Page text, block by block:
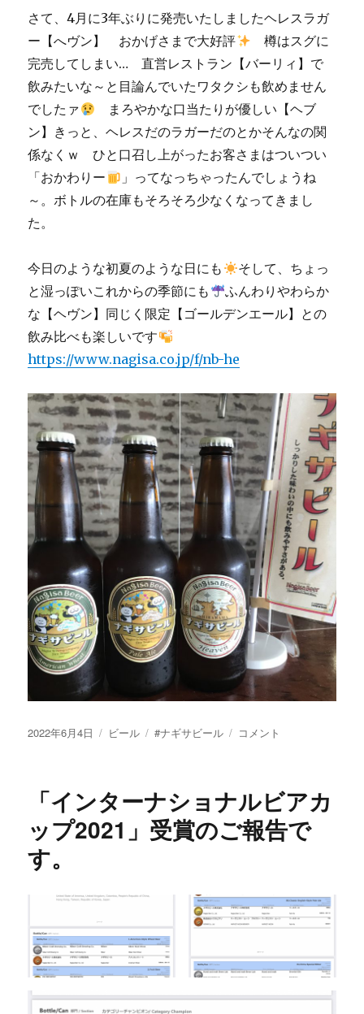
ル】
を
父
に…
に
さて、4月に3年ぶりに発売いたしましたヘレスラガ
ー【へヴン】 おかげさまで大好評
樽はスグに
完売してしまい… 直営レストラン【バーリィ】で
飲みたいな～と目論んでいたワタクシも飲めません
でしたァ
まろやかな口当たりが優しい【ヘブ
ン】きっと、ヘレスだのラガーだのとかそんなの関
係なくｗ ひと口召し上がったお客さまはついつい
「おかわりー
」ってなっちゃったんでしょうね
～。ボトルの在庫もそろそろ少なくなってきまし
た。
今日のような初夏のような日にも
そして、ちょっ
と湿っぽいこれからの季節にも
ふんわりやわらか
な【ヘヴン】同じく限定【ゴールデンエール】との
飲み比べも楽しいです
https://www.nagisa.co.jp/f/nb-he
投
2022年6月4日
カ
ー
ビール
タ
#ナギサビール
限
ン】
そ
ろ
庫
が
な
く
っ
コメント
「インターナショナルビアカ
ップ2021」受賞のご報告で
す。